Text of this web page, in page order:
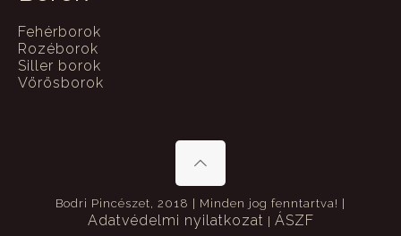
Fehérborok
Rozéborok
Siller borok
Vörösborok
Bodri Pincészet, 2018 | Minden jog fenntartva! |
Adatvédelmi nyilatkozat ÁSZF